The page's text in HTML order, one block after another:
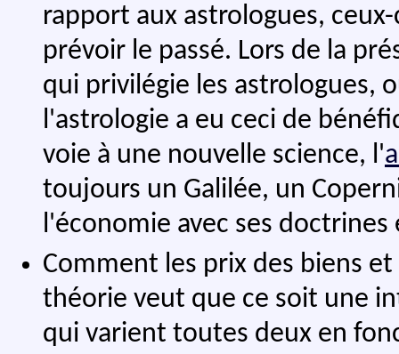
rapport aux astrologues,
prévoir le passé. Lors de la
qui privilégie les astrologues,
l'astrologie a eu ceci de
voie à une nouvelle science, l'
toujours un Galilée, un
l'économie avec ses
Comment les prix des biens
théorie veut que ce soit une
qui varient toutes deux en